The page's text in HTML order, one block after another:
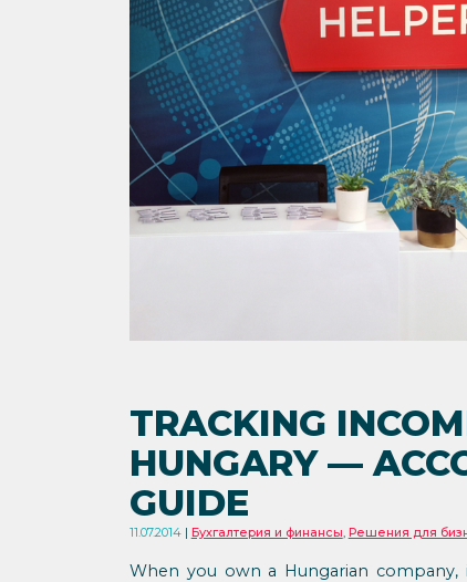
TRACKING
HUNGARY —
GUIDE
11.07.2014 Бухгалтерия и финансы, Решения для
When you own a Hungarian